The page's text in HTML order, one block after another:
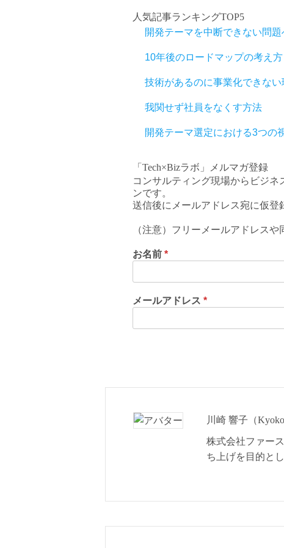
人気記事ランキングTOP5
開発テーマを中断できない問
10年後のロードマップの考え方
技術があるのに事業化できな
我関せず社員をなくす方法
開発テーマ選定における3つの
「Tech×Bizラボ」メルマガ登録
コンサルティング現場からビジ
ンです。
送信後にメールアドレス宛に仮登
（注意）フリーメールアドレス
お名前 *
メールアドレス *
川崎 響子（Kyoko
株式会社ファー
ち上げを目的と